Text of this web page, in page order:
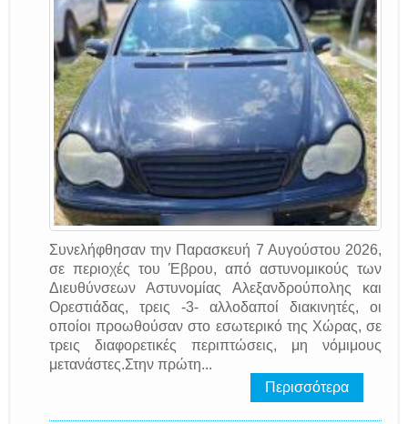
Συνελήφθησαν την Παρασκευή 7 Αυγούστου 2026,
σε περιοχές του Έβρου, από αστυνομικούς των
Διευθύνσεων Αστυνομίας Αλεξανδρούπολης και
Ορεστιάδας, τρεις -3- αλλοδαποί διακινητές, οι
οποίοι προωθούσαν στο εσωτερικό της Χώρας, σε
τρεις διαφορετικές περιπτώσεις, μη νόμιμους
μετανάστες.Στην πρώτη...
Περισσότερα